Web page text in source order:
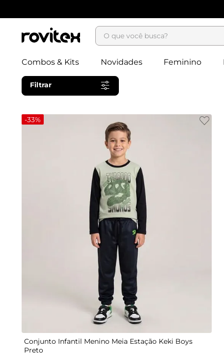
O que você busca?
Combos & Kits Novidades Feminino
Filtrar
-33%
4 6
Conjunto Infantil Menino Meia Estação Keki Boys
Preto